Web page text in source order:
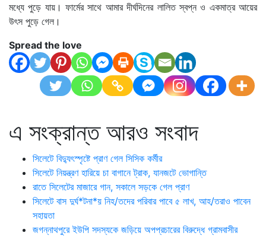
মধ্যে পুড়ে যায়। ফার্মের সাথে আমার দীর্ঘদিনের লালিত স্বপ্ন ও একমাত্র আয়ের
উৎস পুড়ে গেল।
Spread the love
এ সংক্রান্ত আরও সংবাদ
সিলেটে বিদ্যুৎস্পৃষ্টে প্রাণ গেল সিসিক কর্মীর
সিলেটে নিয়ন্ত্রণ হারিয়ে চা বাগানে ট্রাক, যানজটে ভোগান্তি
রাতে সিলেটের মাজারে গান, সকালে সড়কে গেল প্রাণ
সিলেটে বাস দুর্ঘ*টনা*য় নিহ/তদের পরিবার পাবে ৫ লাখ, আহ/তরাও পাবেন
সহায়তা
জগন্নাথপুরে ইউপি সদস্যকে জড়িয়ে অপপ্রচারের বিরুদ্ধে গ্রামবাসীর